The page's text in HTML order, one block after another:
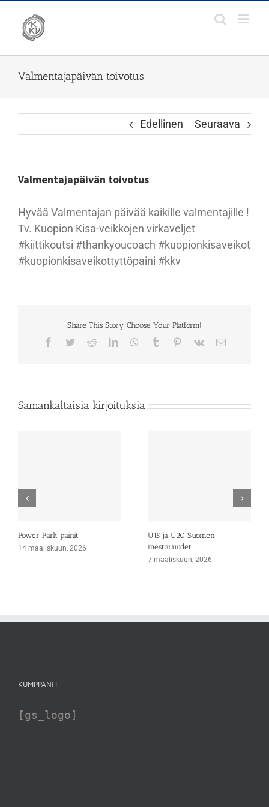
content
Valmentajapäivän toivotus
Edellinen Seuraava
Valmentajapäivän toivotus
Hyvää Valmentajan päivää kaikille valmentajille !
Tv. Kuopion Kisa-veikkojen virkaveljet
#kiittikoutsi #thankyoucoach #kuopionkisaveikot
#kuopionkisaveikottyttöpaini #kkv
Share This Story, Choose Your Platform!
Facebook
TwitterRedditLinkedInWhatsApp
Tumblr Pinterest
Vk Sähköposti
Samankaltaisia kirjoituksia
Power Park painit
14 maaliskuun, 2026
U15 ja U20 Suomen
mestaruudet
7 maaliskuun, 2026
KUMPPANIT
[gs_logo]